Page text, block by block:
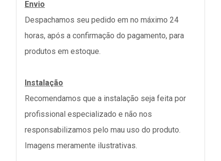
Envio
Despachamos seu pedido em no máximo 24
horas, após a confirmação do pagamento, para
produtos em estoque.
Instalação
Recomendamos que a instalação seja feita por
profissional especializado e não nos
responsabilizamos pelo mau uso do produto.
Imagens meramente ilustrativas.